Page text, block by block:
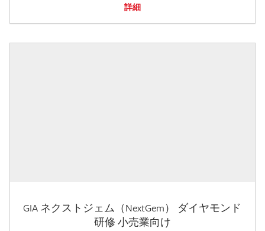
詳細
GIA ネクストジェム（NextGem） ダイヤモンド
研修 小売業向け